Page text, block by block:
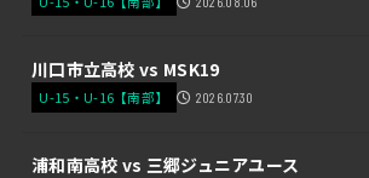
川口市立高校 vs MSK19
U-15・U-16【南部】 2026.07.30
浦和南高校 vs 三郷ジュニアユース